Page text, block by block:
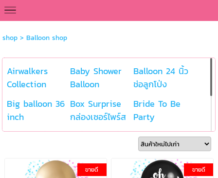
shop> Balloon shop
Airwalkers
Collection
Baby Shower
Balloon
Balloon 24 นิ้ว
ช่อลูกโป่ง
Big balloon 36
inch
Box Surprise
กล่องเซอร์ไพร์ส
Bride To Be
Party
Room Balloon
Decoration
Wedding
ขายดี ขายดี